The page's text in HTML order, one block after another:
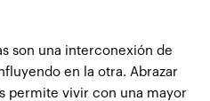
son una interconexión de
en la otra. Abrazar
permite vivir con una mayor